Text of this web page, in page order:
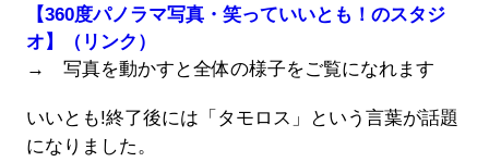
【360度パノラマ写真・笑っていいとも！のスタジ
オ】（リンク）
→ 写真を動かすと全体の様子をご覧になれます
いいとも!終了後には「タモロス」という言葉が話題
になりました。